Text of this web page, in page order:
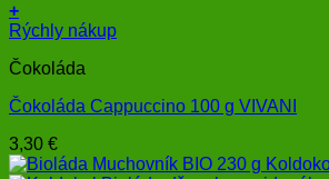
+
Rýchly nákup
Čokoláda
Čokoláda Cappuccino 100 g VIVANI
3,30 €